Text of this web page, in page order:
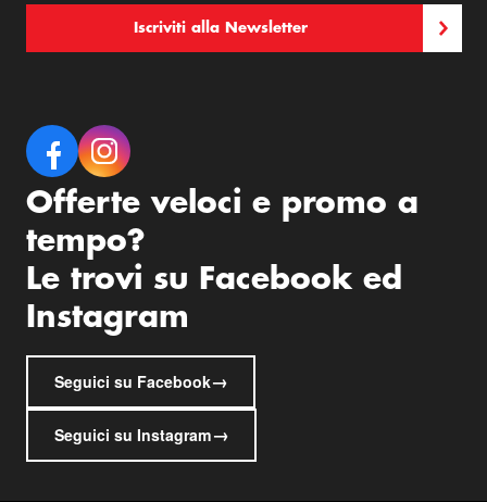
Iscriviti alla Newsletter
Offerte veloci e promo a
tempo?
Le trovi su Facebook ed
Instagram
Seguici su Facebook→
Seguici su Instagram→